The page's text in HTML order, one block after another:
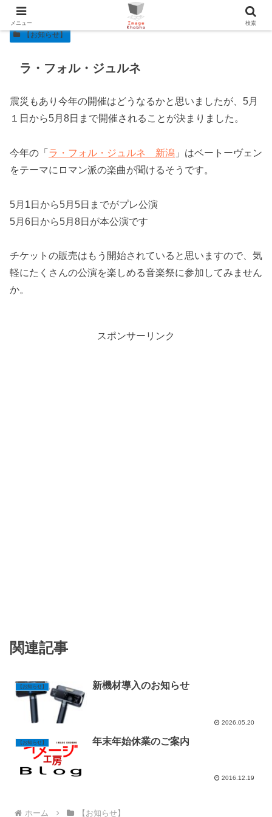
【お知らせ】
ラ・フォル・ジュルネ
震災もあり今年の開催はどうなるかと思いましたが、5月
１日から5月8日まで開催されることが決まりました。
今年の「 ラ・フォル・ジュルネ 新潟 」はベートーヴェン
をテーマにロマン派の楽曲が聞けるそうです。
5月1日から5月5日までがプレ公演
5月6日から5月8日が本公演です
チケットの販売はもう開始されていると思いますので、気
軽にたくさんの公演を楽しめる音楽祭に参加してみません
か。
スポンサーリンク
関連記事
【お知らせ】 新機材導入のお知らせ
2026.05.20
【お知らせ】 年末年始休業のご案内
2016.12.19
ホーム 【お知らせ】
メニュー 検索